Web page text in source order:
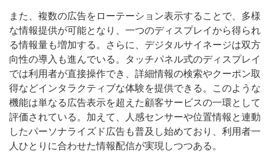
また、複数の広告をローテーション表示することで、多様
な情報提供が可能となり、一つのディスプレイから得られ
る情報量も増加する。さらに、デジタルサイネージは双方
向性の導入も進んでいる。タッチパネル式のディスプレイ
では利用者が直接操作でき、詳細情報の検索やクーポン取
得などインタラクティブな体験を提供できる。このような
機能は単なる広告表示を超えた顧客サービスの一環として
評価されている。加えて、人感センサーや位置情報と連動
したパーソナライズド広告も普及し始めており、利用者一
人ひとりに合わせた情報配信が実現しつつある。